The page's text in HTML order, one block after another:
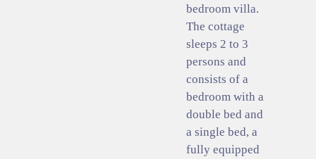
bedroom villa.
The cottage
sleeps 2 to 3
persons and
consists of a
bedroom with a
double bed and
a single bed, a
fully equipped